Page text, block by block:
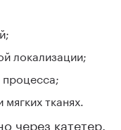
локализации;
процесса;
тканях.
через катетер.